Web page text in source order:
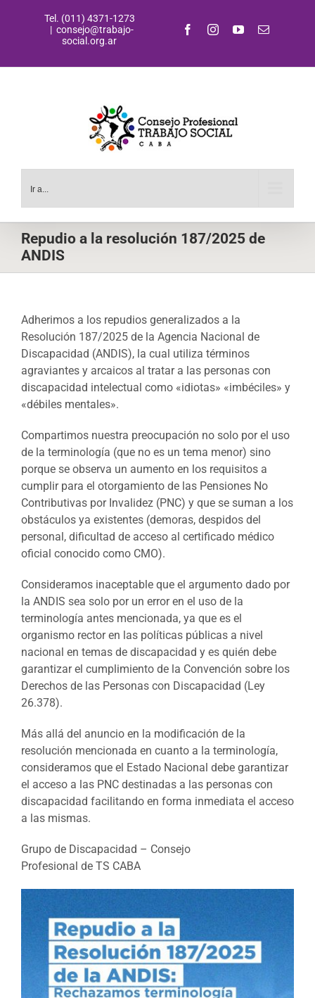
Tel. (011) 4371-1273
| consejo@trabajo-
social.org.ar
FacebookInstagramYouTubeCorreo
Ir a...
Repudio a la resolución 187/2025 de
ANDIS
Adherimos a los repudios generalizados a la
Resolución 187/2025 de la Agencia Nacional de
Discapacidad (ANDIS), la cual utiliza términos
agraviantes y arcaicos al tratar a las personas con
discapacidad intelectual como «idiotas» «imbéciles» y
«débiles mentales».
Compartimos nuestra preocupación no solo por el uso
de la terminología (que no es un tema menor) sino
porque se observa un aumento en los requisitos a
cumplir para el otorgamiento de las Pensiones No
Contributivas por Invalidez (PNC) y que se suman a los
obstáculos ya existentes (demoras, despidos del
personal, dificultad de acceso al certificado médico
oficial conocido como CMO).
Consideramos inaceptable que el argumento dado por
la ANDIS sea solo por un error en el uso de la
terminología antes mencionada, ya que es el
organismo rector en las políticas públicas a nivel
nacional en temas de discapacidad y es quién debe
garantizar el cumplimiento de la Convención sobre los
Derechos de las Personas con Discapacidad (Ley
26.378).
Más allá del anuncio en la modificación de la
resolución mencionada en cuanto a la terminología,
consideramos que el Estado Nacional debe garantizar
el acceso a las PNC destinadas a las personas con
discapacidad facilitando en forma inmediata el acceso
a las mismas.
Grupo de Discapacidad – Consejo
Profesional de TS CABA